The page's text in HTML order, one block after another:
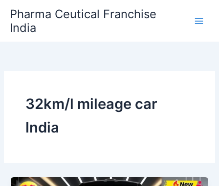
content
Pharma Ceutical Franchise
India
32km/l mileage car
India